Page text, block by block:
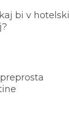
bi v hotelski